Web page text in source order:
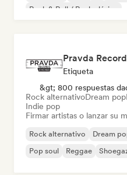
Rock & Roll / Rock clásico
Pravda
Etiqueta
&gt; 800 respuestas
Rock alternativoDream pop
Indie pop
Firmar artistas o lanzar su
Rock alternativo Dream
Pop soul
Reggae